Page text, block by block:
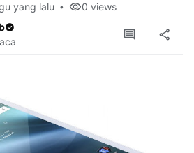
yang lalu 0 views